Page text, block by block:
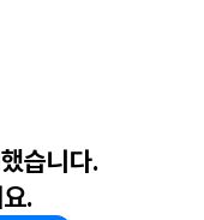
습니다.
.